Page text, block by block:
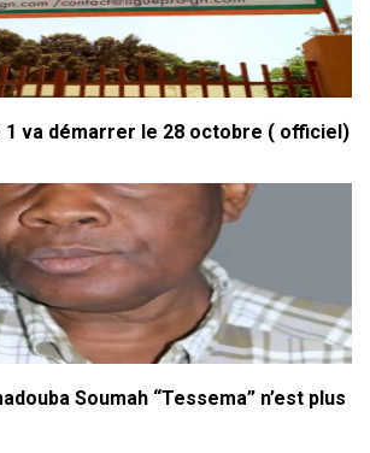
1 va démarrer le 28 octobre ( officiel)
Soumah “Tessema” n’est plus